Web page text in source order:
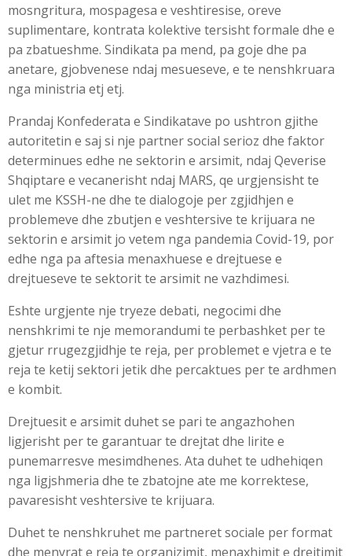
mosngritura, mospagesa e veshtiresise, oreve
suplimentare, kontrata kolektive tersisht formale dhe e
pa zbatueshme. Sindikata pa mend, pa goje dhe pa
anetare, gjobvenese ndaj mesueseve, e te nenshkruara
nga ministria etj etj.
Prandaj Konfederata e Sindikatave po ushtron gjithe
autoritetin e saj si nje partner social serioz dhe faktor
determinues edhe ne sektorin e arsimit, ndaj Qeverise
Shqiptare e vecanerisht ndaj MARS, qe urgjensisht te
ulet me KSSH-ne dhe te dialogoje per zgjidhjen e
problemeve dhe zbutjen e veshtersive te krijuara ne
sektorin e arsimit jo vetem nga pandemia Covid-19, por
edhe nga pa aftesia menaxhuese e drejtuese e
drejtueseve te sektorit te arsimit ne vazhdimesi.
Eshte urgjente nje tryeze debati, negocimi dhe
nenshkrimi te nje memorandumi te perbashket per te
gjetur rrugezgjidhje te reja, per problemet e vjetra e te
reja te ketij sektori jetik dhe percaktues per te ardhmen
e kombit.
Drejtuesit e arsimit duhet se pari te angazhohen
ligjerisht per te garantuar te drejtat dhe lirite e
punemarresve mesimdhenes. Ata duhet te udhehiqen
nga ligjshmeria dhe te zbatojne ate me korrektese,
pavaresisht veshtersive te krijuara.
Duhet te nenshkruhet me partneret sociale per format
dhe menyrat e reja te organizimit, menaxhimit e drejtimit